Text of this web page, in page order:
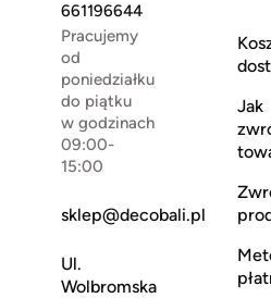
661196644
Pracujemy
od
poniedziałku
do piątku
w godzinach
09:00-
15:00
sklep@decobali.pl
Ul.
Wolbromska
Jak